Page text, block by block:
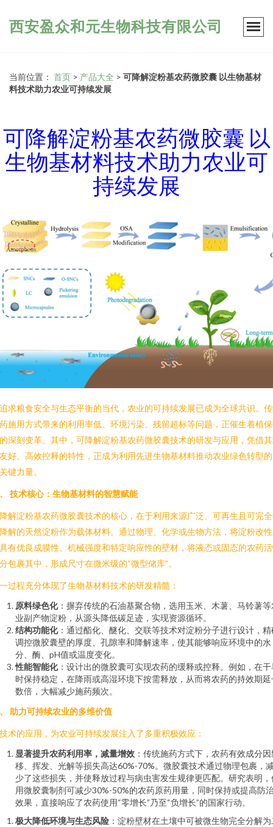
西安盈众和元生物科技有限公司
当前位置： 首页 > 产品大全 > 可降解淀粉基农药微胶囊 以生物基材
料技术助力农业可持续发展
可降解淀粉基农药微胶囊 以
生物基材料技术助力农业可
持续发展
求粮食安全与生态平衡的当代，农业的可持续发展已成为全球共识。
施用方式带来的利用率低、环境污染、残留超标等问题，正催生着植
深刻变革。其中，可降解淀粉基农药微胶囊技术的研发与应用，凭借
好、高效控释的特性，正成为利用先进生物基材料推动农业绿色转型
键力量。
技术核心：生物基材料的智慧赋能
解淀粉基农药微胶囊技术的核心，在于利用来源广泛、可再生且可完
解的天然淀粉作为载体材料。通过物理、化学或生物方法，将淀粉改
有优良成膜性、机械强度和特定响应性的壁材，将液态或固态的农药
包裹其中，形成尺寸在微米级的“微型储库”。
过程充分体现了生物基材料技术的研发精髓：
原料绿色化：摒弃传统的石油基聚合物，选用玉米、木薯、马铃薯等
业副产物淀粉，从源头降低碳足迹，实现资源循环。
结构功能化：通过酯化、醚化、交联等技术对淀粉分子进行设计，精
调控微胶囊壁的厚度、孔隙率和降解速率，使其能够响应环境中的水
分、酶、pH值或温度变化。
性能智能化：设计出的微胶囊可实现农药的缓释或控释。例如，在干
时保持稳定，在降雨或高湿环境下按需释放，从而将农药的持效期延
数倍，大幅减少施药频次。
助力可持续农业的多维价值
术的应用，为农业可持续发展注入了多重积极效应：
显著提升农药利用率，减量增效 ：传统施药方式下，农药有效成分
移、挥发、光解等损失高达60%-70%。微胶囊技术通过物理包裹，
少了这些损失，并使释放过程与病虫害发生规律更匹配。研究表明，
用微胶囊制剂可减少30%-50%的农药原药用量，同时保持或提高防
效果，直接响应了农药使用“零增长”乃至“负增长”的国家行动。
极大降低环境与生态风险 ：淀粉壁材在土壤中可被微生物完全分解